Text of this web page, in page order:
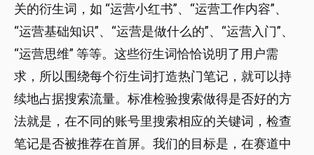
关的衍生词，如 “运营小红书”、“运营工作内容”、
“运营基础知识”、“运营是做什么的”、“运营入门”、
“运营思维” 等等。这些衍生词恰恰说明了用户需
求，所以围绕每个衍生词打造热门笔记，就可以持
续地占据搜索流量。标准检验搜索做得是否好的方
法就是，在不同的账号里搜索相应的关键词，检查
笔记是否被推荐在首屏。我们的目标是，在赛道中